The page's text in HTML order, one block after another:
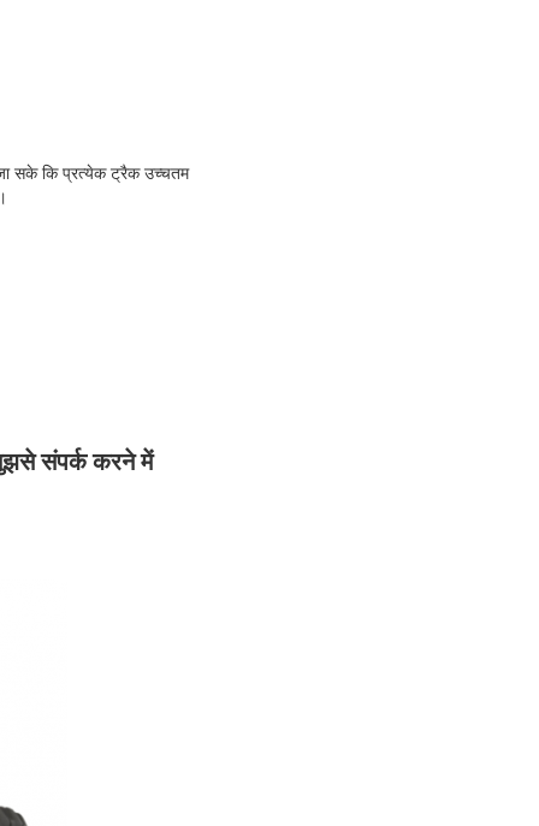
जा सके कि प्रत्येक ट्रैक उच्चतम
संपर्क करने में